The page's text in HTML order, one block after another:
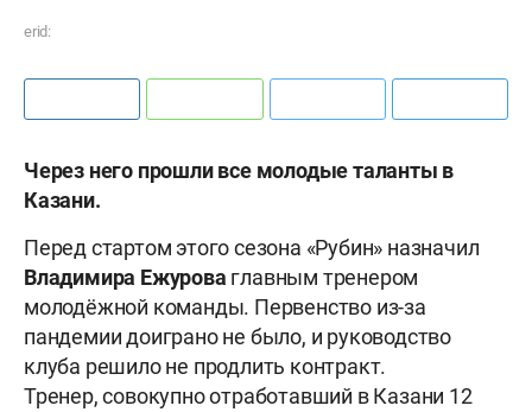
erid:
Через него прошли все молодые таланты в
Казани.
Перед стартом этого сезона «Рубин» назначил
Владимира Ежурова главным тренером
молодёжной команды. Первенство из-за
пандемии доиграно не было, и руководство
клуба решило не продлить контракт.
Тренер, совокупно отработавший в Казани 12